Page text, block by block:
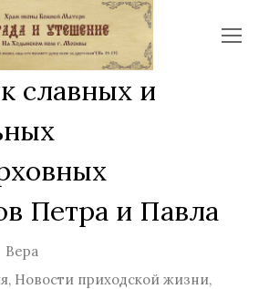
славных и
Петра и Павла
Вера
, Новости приходской жизни,